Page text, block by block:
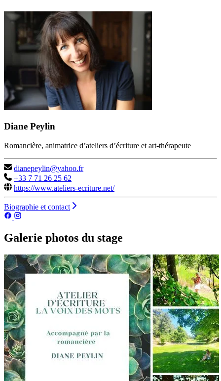
Diane Peylin
Romancière, animatrice d’ateliers d’écriture et art-thérapeute
dianepeylin@yahoo.fr
+33 7 71 26 25 62
https://www.ateliers-ecriture.net/
Biographie et contact
Galerie photos du stage